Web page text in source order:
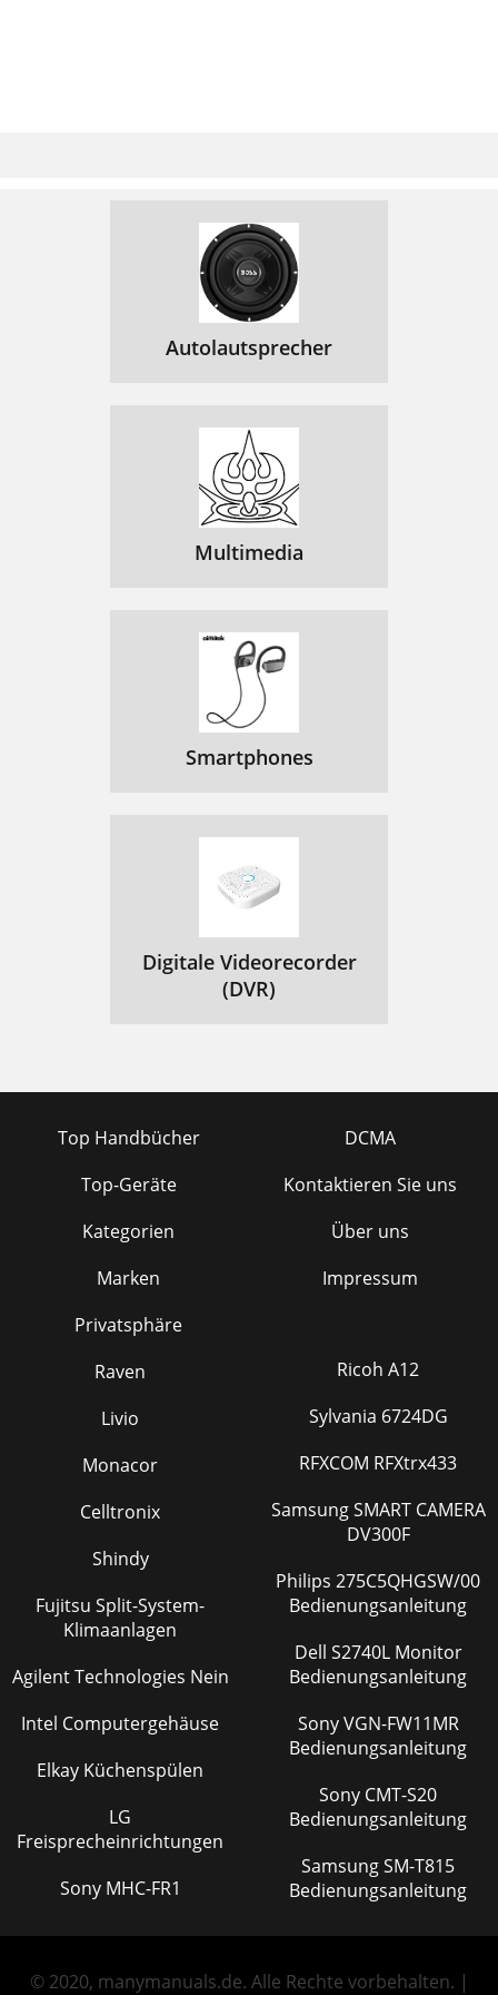
Autolautsprecher
Multimedia
Smartphones
Digitale Videorecorder
(DVR)
Top Handbücher
Top-Geräte
Kategorien
Marken
Privatsphäre
DCMA
Kontaktieren Sie uns
Über uns
Impressum
Raven
Livio
Monacor
Celltronix
Shindy
Fujitsu Split-System-
Klimaanlagen
Agilent Technologies Nein
Intel Computergehäuse
Elkay Küchenspülen
LG
Freisprecheinrichtungen
Sony MHC-FR1
Ricoh A12
Sylvania 6724DG
RFXCOM RFXtrx433
Samsung SMART CAMERA
DV300F
Philips 275C5QHGSW/00
Bedienungsanleitung
Dell S2740L Monitor
Bedienungsanleitung
Sony VGN-FW11MR
Bedienungsanleitung
Sony CMT-S20
Bedienungsanleitung
Samsung SM-T815
Bedienungsanleitung
© 2020, manymanuals.de. Alle Rechte vorbehalten. |